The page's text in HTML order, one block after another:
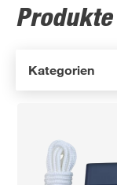
Produkte
Kategorien